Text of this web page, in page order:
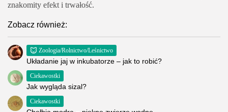
znakomity efekt i trwałość.
Zobacz również:
Zoologia/Rolnictwo/Leśnictwo
Układanie jaj w inkubatorze – jak to robić?
Ciekawostki
Jak wygląda sizal?
Ciekawostki